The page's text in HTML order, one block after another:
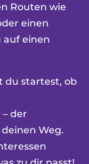
Routen wie
einen
einen
du startest, ob
der
Weg.